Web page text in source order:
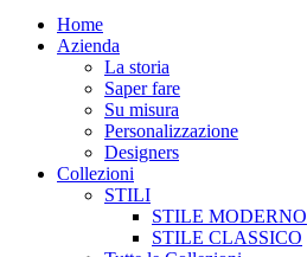
Home
Azienda
La storia
Saper fare
Su misura
Personalizzazione
Designers
Collezioni
STILI
STILE MODERNO
STILE CLASSICO